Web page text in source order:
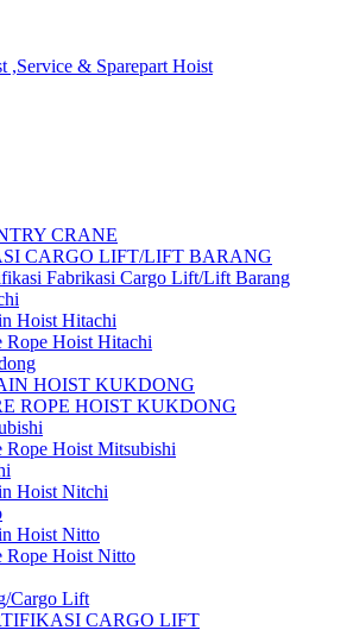
CRANE
CARGO LIFT/LIFT BARANG
Fabrikasi Cargo Lift/Lift Barang
Hoist Hitachi
Rope Hoist Hitachi
HOIST KUKDONG
ROPE HOIST KUKDONG
Rope Hoist Mitsubishi
Hoist Nitchi
Hoist Nitto
Rope Hoist Nitto
Cargo Lift
CARGO LIFT